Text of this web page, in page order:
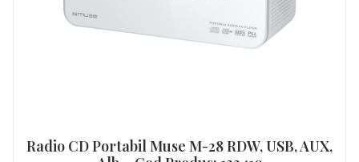
Radio CD Portabil Muse M-28 RDW, USB, AUX,